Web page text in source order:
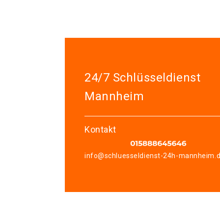
24/7 Schlüsseldienst
Mannheim
Kontakt
info@schluesseldienst-24h-